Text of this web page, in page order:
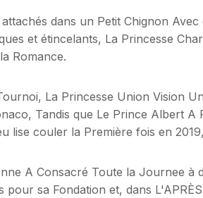
dans un Petit Chignon
et étincelants, La Princesse
Romance.
La Princesse Union Vision
Tandis que Le Prince Albert
lise couler la Première fois en
A Consacré Toute la Journee à
pour sa Fondation et, dans